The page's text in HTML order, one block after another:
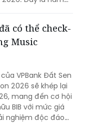
Báo VietnamNet
một bậc lên
có thể check-
Music
VPBank Đất Sen
2026 sẽ khép lại
mang đến cơ hội
BIB với mức giá
nghiệm độc đáo